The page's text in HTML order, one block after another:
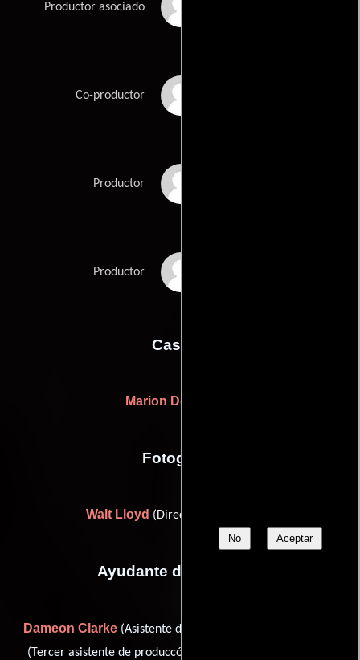
No Aceptar
Productor asociado
Co-productor
Productor
Productor
Casting
Marion Dougherty
Fotografia
Walt Lloyd (Director de fotografía)
Ayudante de dirección
Dameon Clarke (Asistente de dirección),
(Tercer asistente de produccón),